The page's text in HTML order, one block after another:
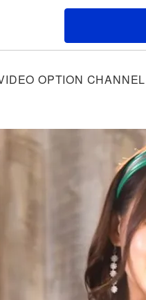
OPTION